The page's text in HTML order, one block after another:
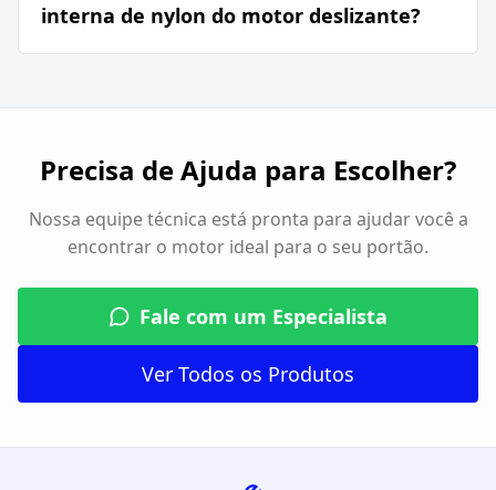
interna de nylon do motor deslizante?
Precisa de Ajuda para Escolher?
Nossa equipe técnica está pronta para ajudar você a
encontrar o motor ideal para o seu portão.
Fale com um Especialista
Ver Todos os Produtos